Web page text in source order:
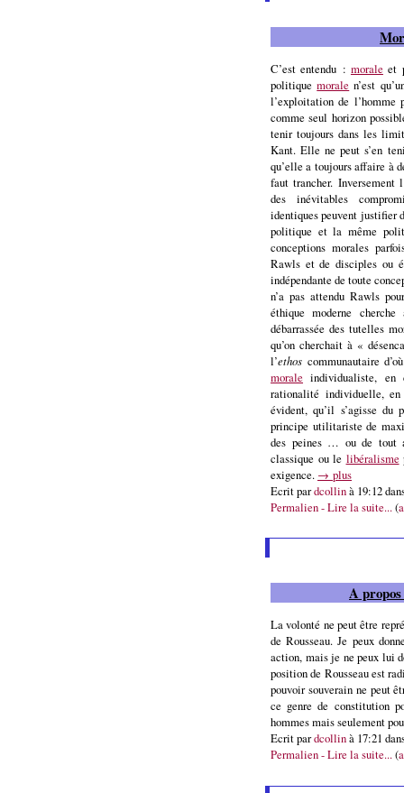
C’est entendu : morale et
politiquemorale n’est
l’exploitation de l’homme
comme seul horizon
tenir toujours dans les
Kant. Elle ne peut s’en
qu’elle a toujours affaire à
faut trancher. Inversement
des inévitables
identiques peuvent justifier
politique et la même
conceptions morales
Rawls et de disciples ou
indépendante de toute
n’a pas attendu Rawls
éthique moderne
débarrassée des tutelles
qu’on cherchait à «
l’ethos communautaire
morale individualiste, en
rationalité individuelle, en
évident, qu’il s’agisse du
principe utilitariste de
des peines … ou de tout
classique ou le libéralisme
exigence. → plus
Ecrit pardcollinà 19:12
Permalien - Lire la suite...(
A
La volonté ne peut être
de Rousseau. Je peux
action, mais je ne peux lui
position de Rousseau est
pouvoir souverain ne peut
ce genre de constitution
hommes mais seulement
Ecrit pardcollinà 17:21
Permalien - Lire la suite...(